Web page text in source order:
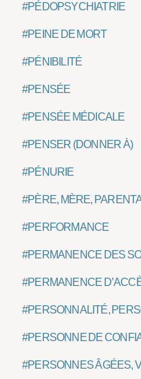
#PÉDOPSYCHIATRIE
#PEINE DE MORT
#PÉNIBILITÉ
#PENSÉE
#PENSÉE MÉDICALE
#PENSER (DONNER À)
#PÉNURIE
#PÈRE, MÈRE,
#PERFORMANCE
#PERMANENCE DES
#PERMANENCE
#PERSONNALITÉ,
#PERSONNE DE
#PERSONNES ÂGÉES,